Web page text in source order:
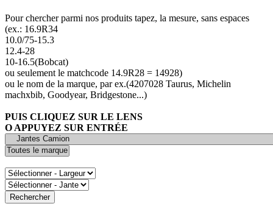
Pour chercher parmi nos produits tapez, la mesure, sans espaces
(ex.: 16.9R34
10.0/75-15.3
12.4-28
10-16.5(Bobcat)
ou seulement le matchcode 14.9R28 = 14928)
ou le nom de la marque, par ex.(4207028 Taurus, Michelin
machxbib, Goodyear, Bridgestone...)
PUIS CLIQUEZ SUR LE LENS
O APPUYEZ SUR ENTRÉE